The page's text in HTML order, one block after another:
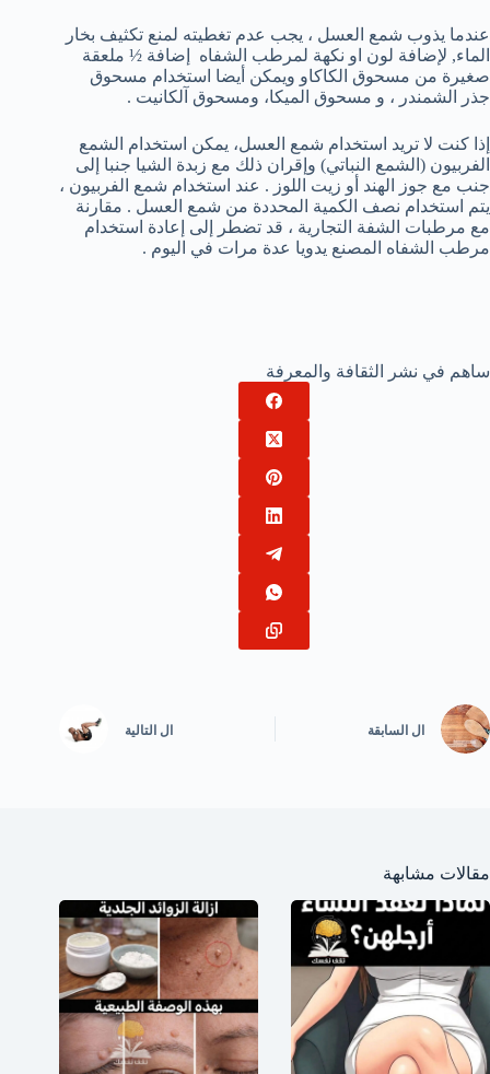
عندما يذوب شمع العسل ، يجب عدم تغطيته لمنع تكثيف بخار
الماء, لإضافة لون او نكهة لمرطب الشفاه إضافة ½ ملعقة
صغيرة من مسحوق الكاكاو ويمكن أيضا استخدام مسحوق
جذر الشمندر ، و مسحوق الميكا، ومسحوق آلكانيت .
إذا كنت لا تريد استخدام شمع العسل، يمكن استخدام الشمع
الفربيون (الشمع النباتي) وإقران ذلك مع زبدة الشيا جنبا إلى
جنب مع جوز الهند أو زيت اللوز . عند استخدام شمع الفربيون ،
يتم استخدام نصف الكمية المحددة من شمع العسل . مقارنة
مع مرطبات الشفة التجارية ، قد تضطر إلى إعادة استخدام
مرطب الشفاه المصنع يدويا عدة مرات في اليوم .
ساهم في نشر الثقافة والمعرفة
ال السابقة ال التالية
مقالات مشابهة